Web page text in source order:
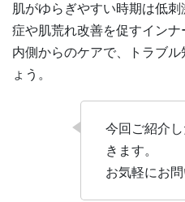
肌がゆらぎやすい時期は低
症や肌荒れ改善を促すイン
内側からのケアで、トラブ
ょう。
今回ご紹介
きます。
お気軽にお